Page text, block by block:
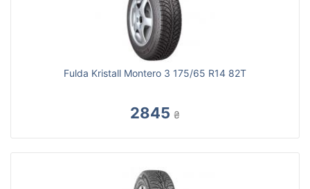
Fulda Kristall Montero 3 175/65 R14 82T
2845 ₴